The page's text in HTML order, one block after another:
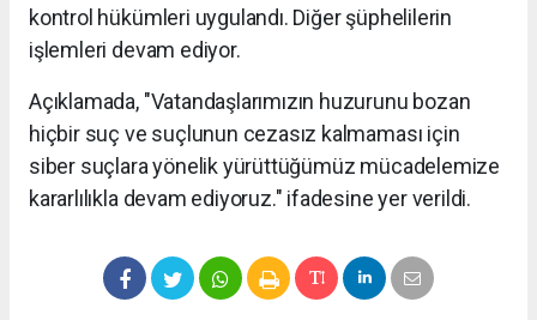
kontrol hükümleri uygulandı. Diğer şüphelilerin
işlemleri devam ediyor.
Açıklamada, "Vatandaşlarımızın huzurunu bozan
hiçbir suç ve suçlunun cezasız kalmaması için
siber suçlara yönelik yürüttüğümüz mücadelemize
kararlılıkla devam ediyoruz." ifadesine yer verildi.